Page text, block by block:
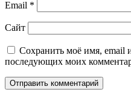
Email *
Сайт
Сохранить моё имя, email
последующих моих